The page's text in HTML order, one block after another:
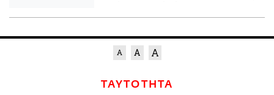
ΤΑΥΤΟΤΗΤΑ